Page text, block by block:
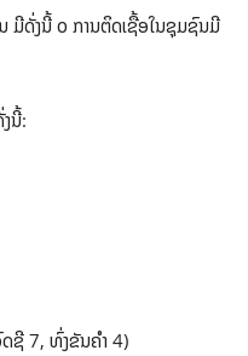
ດັ່ງນີ້ ໐ ການຕິດເຊື້ອໃນຊຸມຊົນມີ
ນີ້:
ຊີ 7, ທົ່ງຂັນຄໍາ 4)